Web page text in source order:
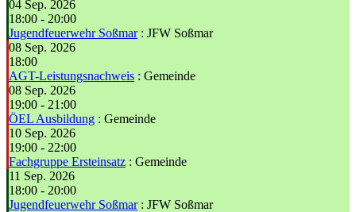
04 Sep. 2026
18:00 - 20:00
Jugendfeuerwehr Soßmar: JFW Soßmar
08 Sep. 2026
18:00
AGT-Leistungsnachweis : Gemeinde
08 Sep. 2026
19:00 - 21:00
ÖEL Ausbildung : Gemeinde
10 Sep. 2026
19:00 - 22:00
Fachgruppe Ersteinsatz : Gemeinde
11 Sep. 2026
18:00 - 20:00
Jugendfeuerwehr Soßmar: JFW Soßmar